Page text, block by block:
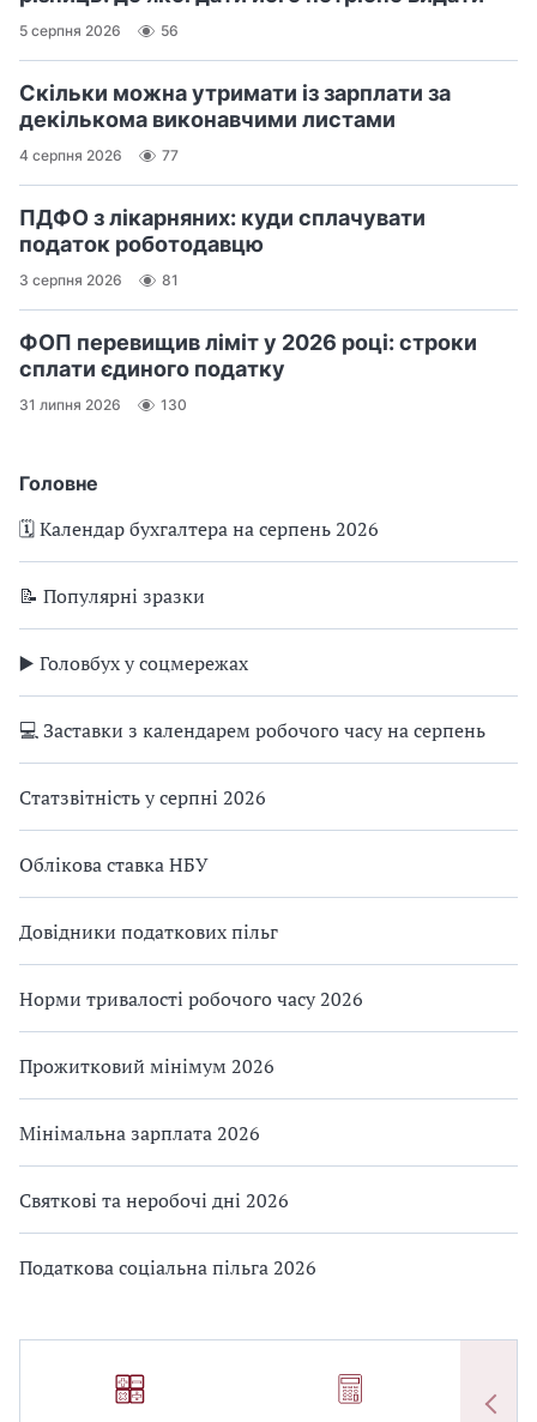
Головне
🗓️ Календар бухгалтера на серпень 2026
📝 Популярні зразки
▶️ Головбух у соцмережах
💻 Заставки з календарем робочого часу на серпень
Статзвітність у серпні 2026
Облікова ставка НБУ
Довідники податкових пільг
Норми тривалості робочого часу 2026
Прожитковий мінімум 2026
Мінімальна зарплата 2026
Святкові та неробочі дні 2026
Податкова соціальна пільга 2026
5 серпня 2026 56
Скільки можна утримати із зарплати за
декількома виконавчими листами
4 серпня 2026 77
ПДФО з лікарняних: куди сплачувати
податок роботодавцю
3 серпня 2026 81
ФОП перевищив ліміт у 2026 році: строки
сплати єдиного податку
31 липня 2026 130